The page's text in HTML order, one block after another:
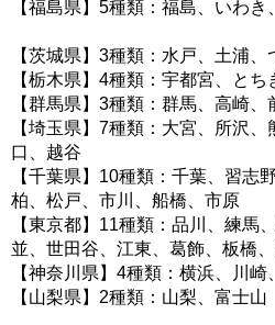
【福島県】5種類：福島、いわ
【茨城県】3種類：水戸、土浦、
【栃木県】4種類：宇都宮、と
【群馬県】3種類：群馬、高崎、
【埼玉県】7種類：大宮、所沢、
口、越谷
【千葉県】10種類：千葉、習志
柏、松戸、市川、船橋、市原
【東京都】11種類：品川、練馬
並、世田谷、江東、葛飾、板橋、
【神奈川県】4種類：横浜、川
【山梨県】2種類：山梨、富士山